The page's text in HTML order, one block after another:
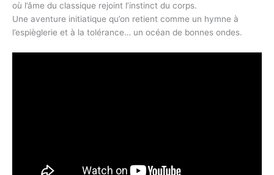
où l’âme du classique rejoint l’instinct du corps.
Une aventure initiatique qu’on retient comme un hymne à
l’espièglerie et à la tolérance… un océan de bonnes ondes.